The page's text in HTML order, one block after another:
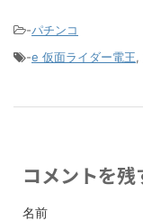
-パチンコ
-e 仮面ライダー電王,
コメントを残
名前